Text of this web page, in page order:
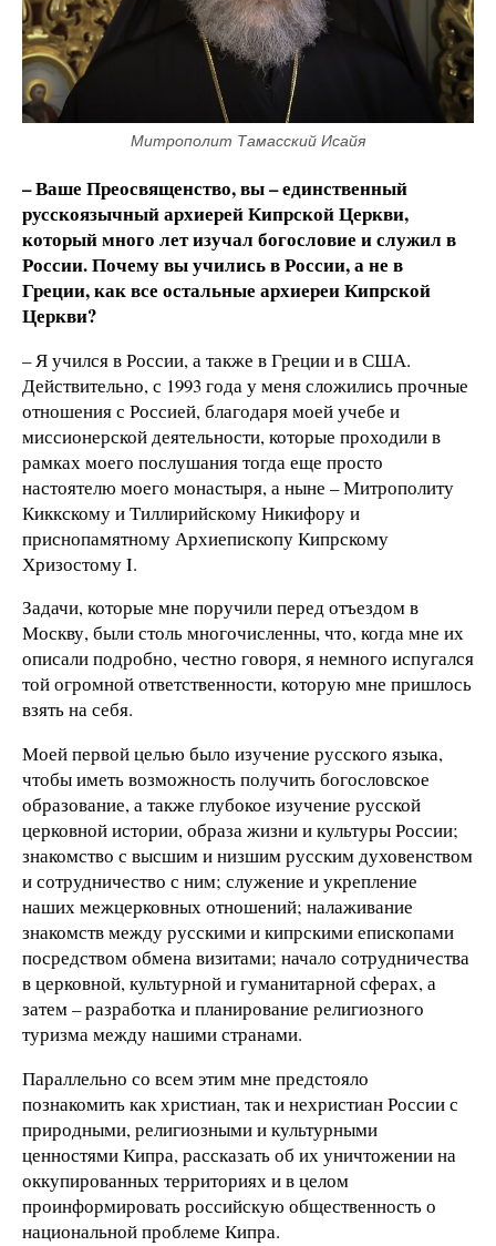
Митрополит Тамасский Исайя
– Ваше Преосвященство, вы – единственный
русскоязычный архиерей Кипрской Церкви,
который много лет изучал богословие и служил в
России. Почему вы учились в России, а не в
Греции, как все остальные архиереи Кипрской
Церкви?
– Я учился в России, а также в Греции и в США.
Действительно, с 1993 года у меня сложились прочные
отношения с Россией, благодаря моей учебе и
миссионерской деятельности, которые проходили в
рамках моего послушания тогда еще просто
настоятелю моего монастыря, а ныне – Митрополиту
Киккскому и Тиллирийскому Никифору и
приснопамятному Архиепископу Кипрскому
Хризостому Ι.
Задачи, которые мне поручили перед отъездом в
Москву, были столь многочисленны, что, когда мне их
описали подробно, честно говоря, я немного испугался
той огромной ответственности, которую мне пришлось
взять на себя.
Моей первой целью было изучение русского языка,
чтобы иметь возможность получить богословское
образование, а также глубокое изучение русской
церковной истории, образа жизни и культуры России;
знакомство с высшим и низшим русским духовенством
и сотрудничество с ним; служение и укрепление
наших межцерковных отношений; налаживание
знакомств между русскими и кипрскими епископами
посредством обмена визитами; начало сотрудничества
в церковной, культурной и гуманитарной сферах, а
затем – разработка и планирование религиозного
туризма между нашими странами.
Параллельно со всем этим мне предстояло
познакомить как христиан, так и нехристиан России с
природными, религиозными и культурными
ценностями Кипра, рассказать об их уничтожении на
оккупированных территориях и в целом
проинформировать российскую общественность о
национальной проблеме Кипра.